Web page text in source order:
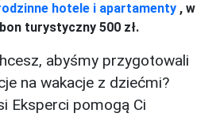
hotele i apartamenty , w
turystyczny 500 zł.
abyśmy przygotowali
na wakacje z dziećmi?
Eksperci pomogą Ci